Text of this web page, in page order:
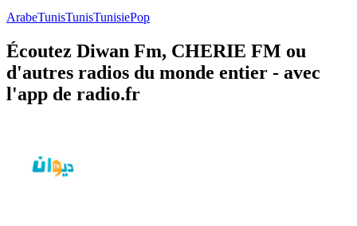
ArabeTunisTunisTunisiePop
Écoutez Diwan Fm, CHERIE FM ou
d'autres radios du monde entier - avec
l'app de radio.fr